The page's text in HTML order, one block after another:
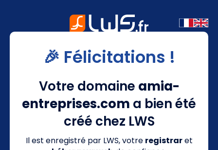
🎉 Félicitations !
Votre domaine amia-
entreprises.com a bien été
créé chez LWS
Il est enregistré par LWS, votre registraret